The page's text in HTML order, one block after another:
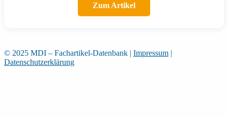
Zum Artikel
© 2025 MDI – Fachartikel-Datenbank | Impressum |
Datenschutzerklärung